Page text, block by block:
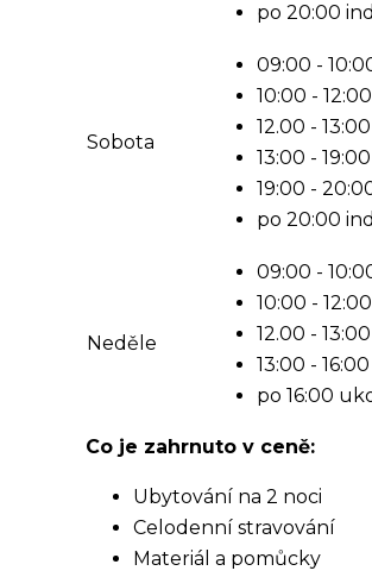
po 20:00
Sobota
09:00 -
10:00 -
12.00 -
13:00 -
19:00 -
po 20:00
Neděle
09:00 -
10:00 -
12.00 -
13:00 -
po 16:00
Co je zahrnuto v ceně:
Ubytování na 2 noci
Celodenní stravování
Materiál a pomůcky